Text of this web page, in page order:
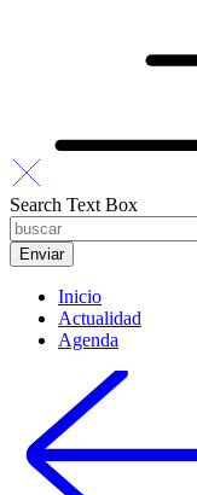
Search Text Box
Inicio
Actualidad
Agenda